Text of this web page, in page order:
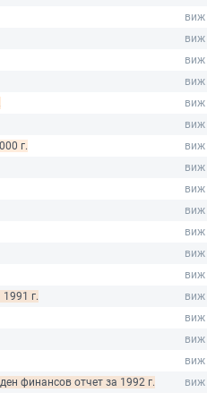
г.
г.
финансов отчет за 1992 г.